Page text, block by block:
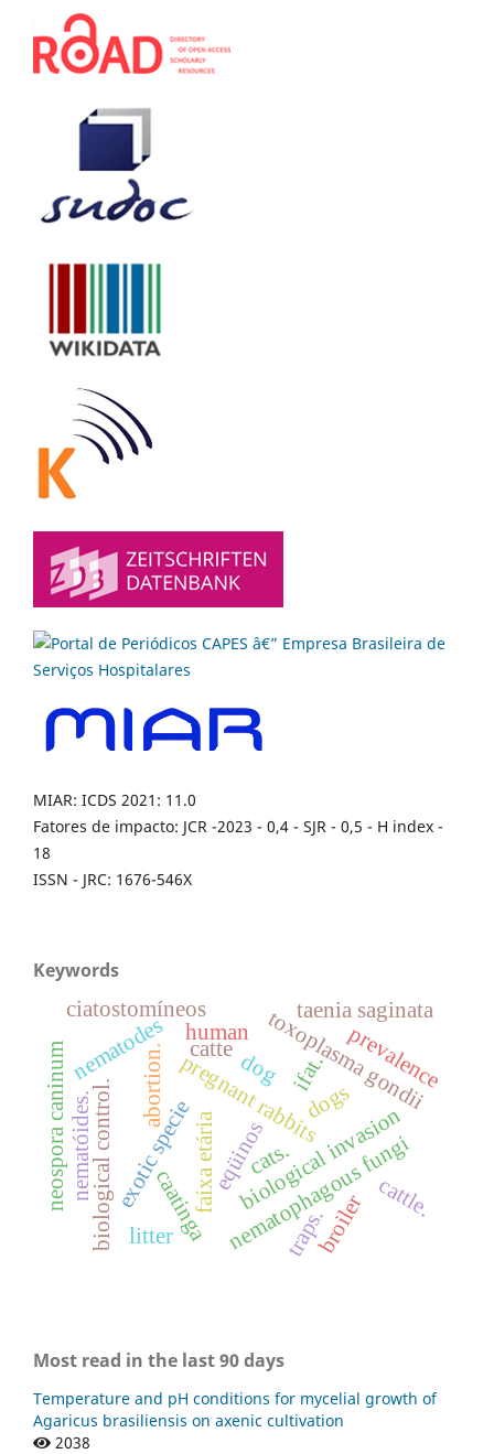
MIAR: ICDS 2021: 11.0
Fatores de impacto: JCR -2023 - 0,4 - SJR - 0,5 - H index -
18
ISSN - JRC: 1676-546X
Keywords
biological invasion
exotic speciecaatinga
toxoplasma gondii
pregnant rabbits
abortion.
nematophagous fungi
nematodes
biological control.
ciatostomíneos
faixa etáriaeqüinos
nematóides.
taenia saginata
catte
neospora caninum dog
human
ifat. prevalence
cattle.
dogs
cats.
litter broiler
traps.
Most read in the last 90 days
Temperature and pH conditions for mycelial growth of
Agaricus brasiliensis on axenic cultivation
2038